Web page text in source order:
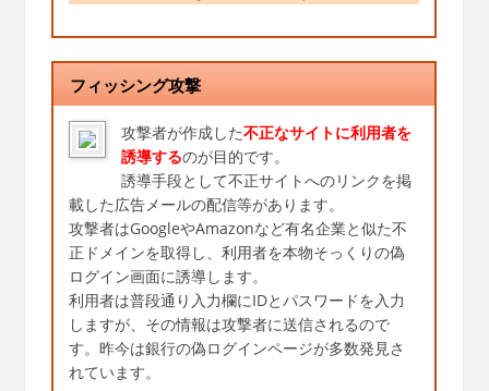
フィッシング攻撃
攻撃者が作成した不正なサイトに利用者を
誘導するのが目的です。
誘導手段として不正サイトへのリンクを掲
載した広告メールの配信等があります。
攻撃者はGoogleやAmazonなど有名企業と似た不
正ドメインを取得し、利用者を本物そっくりの偽
ログイン画面に誘導します。
利用者は普段通り入力欄にIDとパスワードを入力
しますが、その情報は攻撃者に送信されるので
す。昨今は銀行の偽ログインページが多数発見さ
れています。